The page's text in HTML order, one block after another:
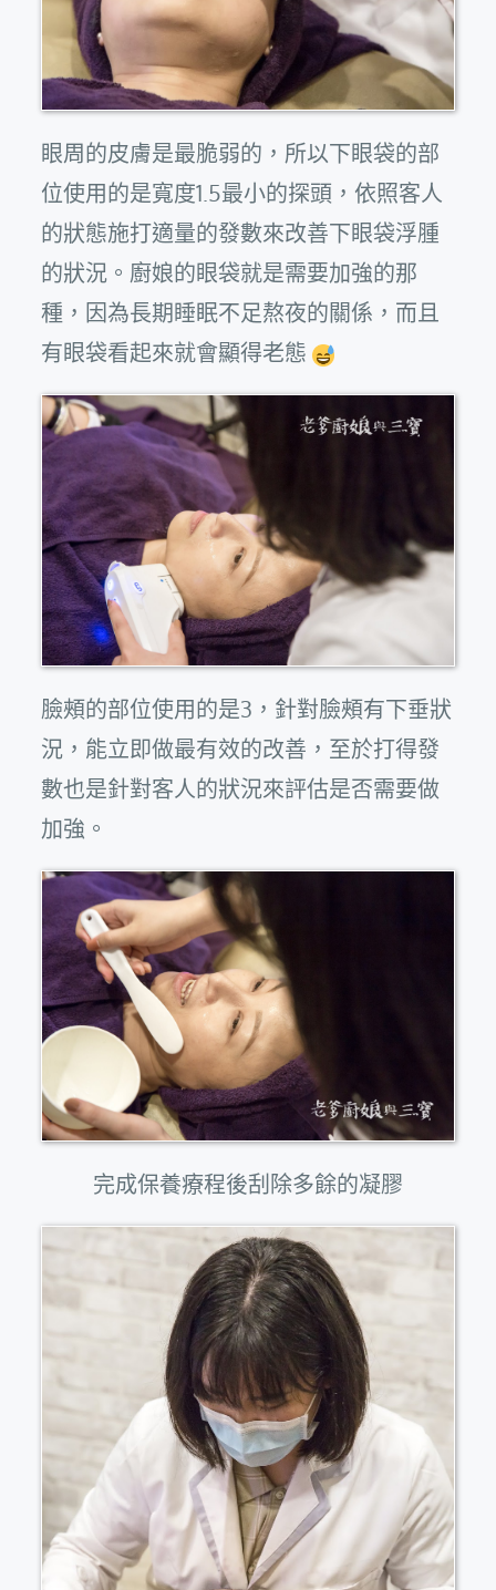
眼周的皮膚是最脆弱的，所以下眼袋的部
位使用的是寬度1.5最小的探頭，依照客人
的狀態施打適量的發數來改善下眼袋浮腫
的狀況。廚娘的眼袋就是需要加強的那
種，因為長期睡眠不足熬夜的關係，而且
有眼袋看起來就會顯得老態
臉頰的部位使用的是3，針對臉頰有下垂狀
況，能立即做最有效的改善，至於打得發
數也是針對客人的狀況來評估是否需要做
加強。
完成保養療程後刮除多餘的凝膠